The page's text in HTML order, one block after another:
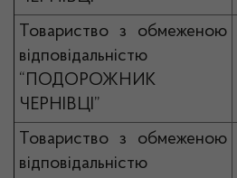
Товариство з обмеженою
відповідальністю
“ПОДОРОЖНИК
ЧЕРНІВЦІ”
Товариство з обмеженою
відповідальністю